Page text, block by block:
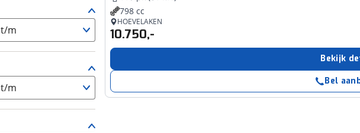
t/m
t/m
798 cc
HOEVELAKEN
10.750,-
Bekijk
Bel